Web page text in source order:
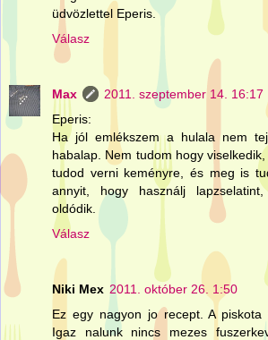
üdvözlettel Eperis.
Válasz
Max
2011. szeptember 14. 16:17
Eperis:
Ha jól emlékszem a hulala nem
habalap. Nem tudom hogy
tudod verni keményre, és meg is
annyit, hogy használj
oldódik.
Válasz
Niki Mex 2011. október 26. 1:50
Ez egy nagyon jo recept. A piskota
Igaz nalunk nincs mezes